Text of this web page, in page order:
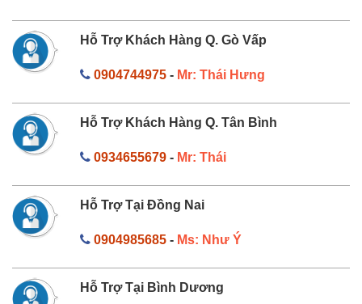
Hỗ Trợ Khách Hàng Q. Gò Vấp
0904744975- Mr: Thái Hưng
Hỗ Trợ Khách Hàng Q. Tân Bình
0934655679- Mr: Thái
Hỗ Trợ Tại Đồng Nai
0904985685- Ms: Như Ý
Hỗ Trợ Tại Bình Dương